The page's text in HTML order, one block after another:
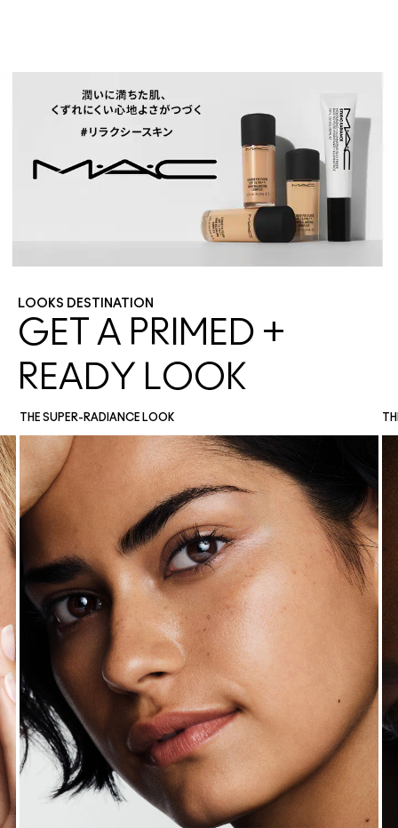
LOOKS DESTINATION
GET A PRIMED +
READY LOOK
THE SUPER-RADIANCE LOOK